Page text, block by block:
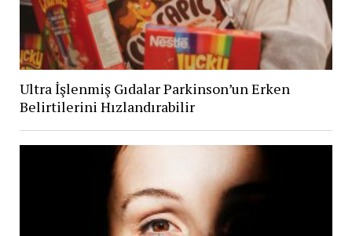
Ultra İşlenmiş Gıdalar Parkinson’un Erken
Belirtilerini Hızlandırabilir